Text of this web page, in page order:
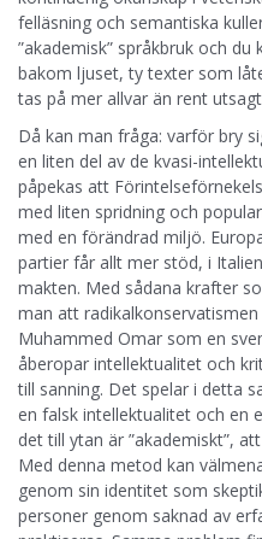
felläsning och semantiska
”akademisk” språkbruk och
bakom ljuset, ty texter som
tas på mer allvar än rent
Då kan man fråga: varför bry
en liten del av de kvasi-
påpekas att
med liten spridning och
med en förändrad miljö.
partier får allt mer stöd, i
makten. Med sådana krafter
man att
Muhammed Omar som en
åberopar intellektualitet och
till sanning. Det spelar i detta
en falsk intellektualitet och en
det till ytan är ”akademiskt”,
Med denna metod kan
genom sin identitet som
personer genom saknad av